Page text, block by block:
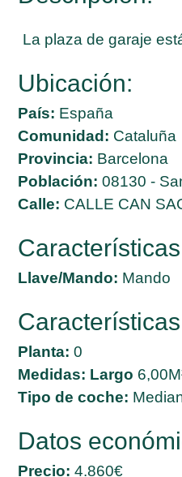
La plaza de garaje
Ubicación:
País: España
Comunidad: Cataluña
Provincia: Barcelona
Población: 08130 -
Calle: CALLE CAN
Llave/Mando: Mando
Planta: 0
Medidas: Largo
Tipo de coche:
Datos
Precio: 4.860€